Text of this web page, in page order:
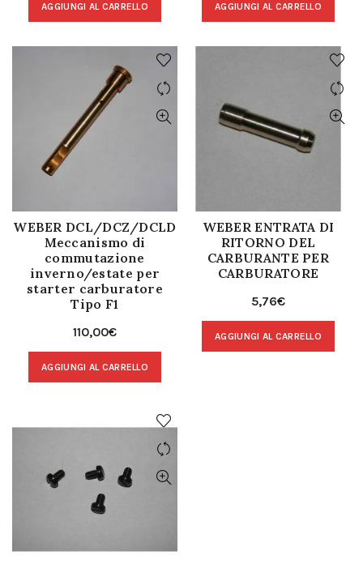
AGGIUNGI AL CARRELLO AGGIUNGI AL CARRELLO
WEBER DCL/DCZ/DCLD
Meccanismo di
commutazione
inverno/estate per
starter carburatore
Tipo F1
110,00€
AGGIUNGI AL CARRELLO
WEBER ENTRATA DI
RITORNO DEL
CARBURANTE PER
CARBURATORE
5,76€
AGGIUNGI AL CARRELLO